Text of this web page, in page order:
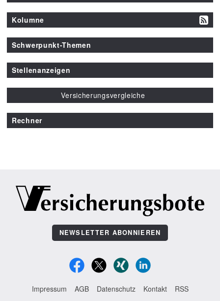
Kolumne
Schwerpunkt-Themen
Stellenanzeigen
Versicherungsvergleiche
Rechner
NEWSLETTER ABONNIEREN
Impressum AGB Datenschutz Kontakt RSS